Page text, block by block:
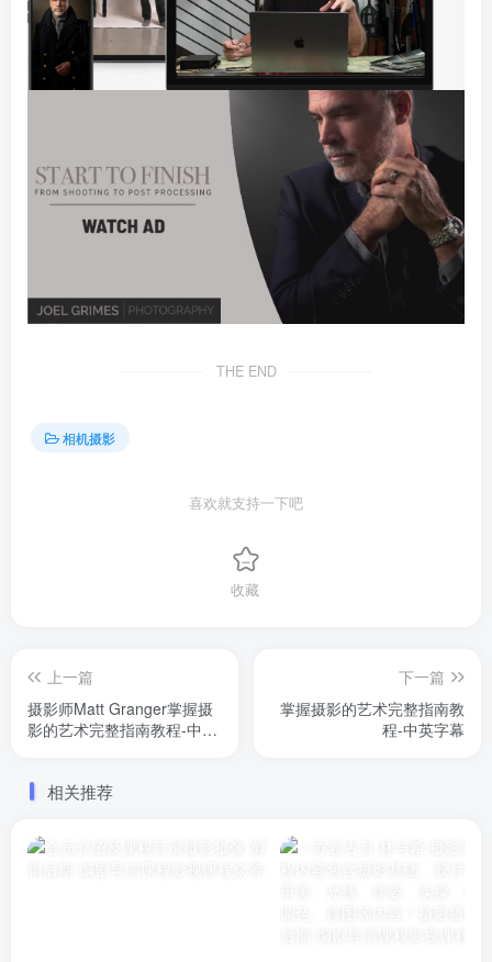
THE END
相机摄影
喜欢就支持一下吧
收藏
上一篇
摄影师Matt Granger掌握摄
影的艺术完整指南教程-中英
下一篇
掌握摄影的艺术完整指南教
程-中英字幕
相关推荐